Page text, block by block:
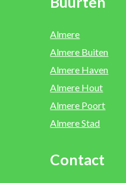
Almere
Almere Buiten
Almere Haven
Almere Hout
Almere Poort
Almere Stad
Contact